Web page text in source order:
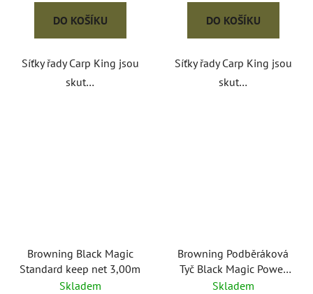
DO KOŠÍKU
Síťky řady Carp King jsou
skut…
DO KOŠÍKU
Síťky řady Carp King jsou
skut…
Browning Black Magic
Standard keep net 3,00m
Skladem
Browning Podběráková
Tyč Black Magic Power
Handle 4m
Skladem